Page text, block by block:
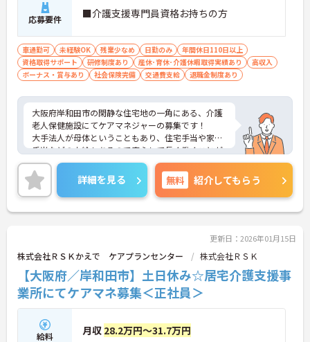
応募要件 ■介護支援専門員資格お持ちの方
車通勤可 未経験OK 残業少なめ 日勤のみ
年間休日110日以上
資格取得サポート
研修制度あり 産休･育休･介護休暇取得実績あり
高収入
ボーナス・賞与あり
社会保険完備 交通費支給 退職金制度あり
大阪府岸和田市の閑静な住宅地の一角にある、介護
老人保健施設にてケアマネジャーの募集です！
大手法人が母体ということもあり、住宅手当や家族
手当などの支給もあるので安心して長く働くことが
出来る環境が整っています。残業も少なめです◎
興味をお持ちの方はお気軽にお問い合わせ下さい！
詳細を見る 無料 紹介してもらう
更新日：2026年01月15日
株式会社ＲＳＫかえで ケアプランセンター 株式会社ＲＳＫ
【大阪府／岸和田市】土日休み☆居宅介護支援事
業所にてケアマネ募集＜正社員＞
給料 月収 28.2万円～31.7万円